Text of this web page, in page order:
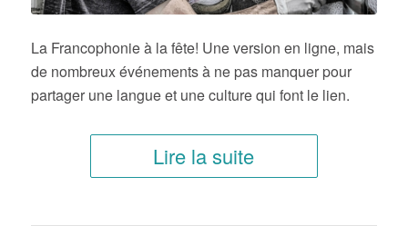
La Francophonie à la fête! Une version en ligne, mais
de nombreux événements à ne pas manquer pour
partager une langue et une culture qui font le lien.
Lire la suite